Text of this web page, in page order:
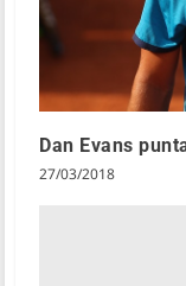
Dan Evans
27/03/2018